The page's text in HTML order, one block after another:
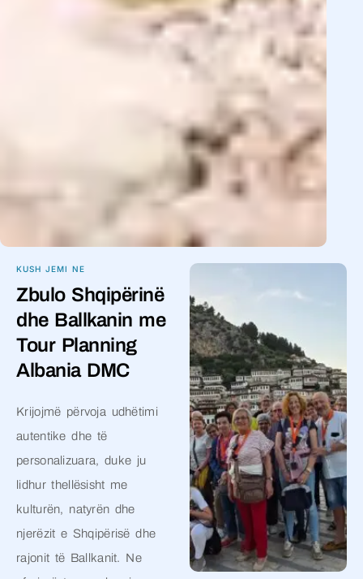
KUSH JEMI NE
Zbulo Shqipërinë
dhe Ballkanin me
Tour Planning
Albania DMC
Krijojmë përvoja udhëtimi
autentike dhe të
personalizuara, duke ju
lidhur thellësisht me
kulturën, natyrën dhe
njerëzit e Shqipërisë dhe
rajonit të Ballkanit. Ne